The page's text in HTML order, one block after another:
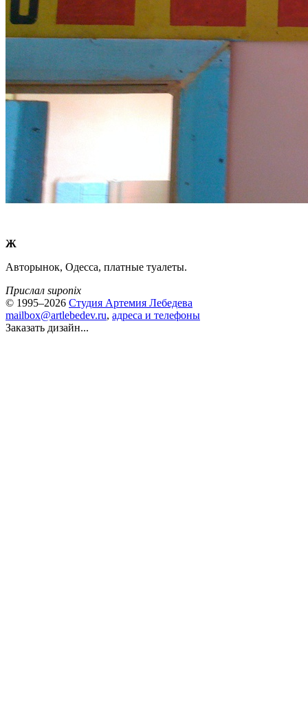
Ж
Авторынок, Одесса, платные туалеты.
Прислал suponix
© 1995–2026 Студия Артемия Лебедева
mailbox@artlebedev.ru, адреса и телефоны
Заказать дизайн...